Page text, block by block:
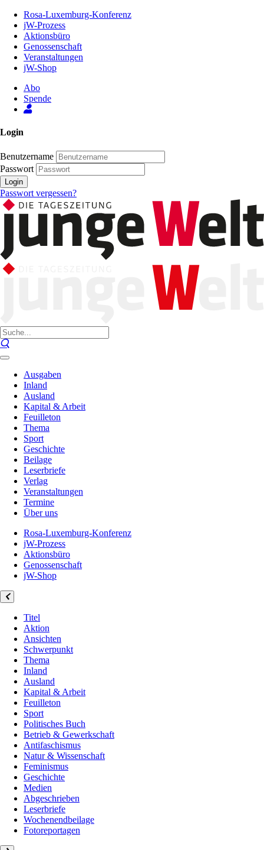
Inhalt
Seite
Rosa-Luxemburg-Konferenz
jW-Prozess
Aktionsbüro
Genossenschaft
Veranstaltungen
jW-Shop
Abo
Spende
Login
Benutzername
Passwort
Login
Passwort vergessen?
Ausgaben
Inland
Ausland
Kapital & Arbeit
Feuilleton
Thema
Sport
Geschichte
Beilage
Leserbriefe
Verlag
Veranstaltungen
Termine
Über uns
Rosa-Luxemburg-Konferenz
jW-Prozess
Aktionsbüro
Genossenschaft
jW-Shop
Titel
Aktion
Ansichten
Schwerpunkt
Thema
Inland
Ausland
Kapital & Arbeit
Feuilleton
Sport
Politisches Buch
Betrieb & Gewerkschaft
Antifaschismus
Natur & Wissenschaft
Feminismus
Geschichte
Medien
Abgeschrieben
Leserbriefe
Wochenendbeilage
Fotoreportagen